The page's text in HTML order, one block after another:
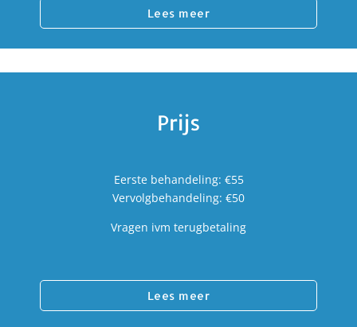
Lees meer
Prijs
Eerste behandeling: €55
Vervolgbehandeling: €50
Vragen ivm terugbetaling
Lees meer